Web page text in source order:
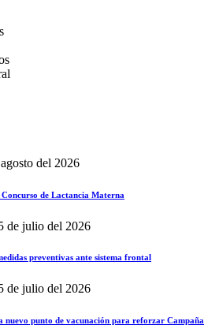
del 2026
de Lactancia Materna
de julio del 2026
preventivas ante sistema frontal
de julio del 2026
nuevo punto de vacunación para reforzar Campaña